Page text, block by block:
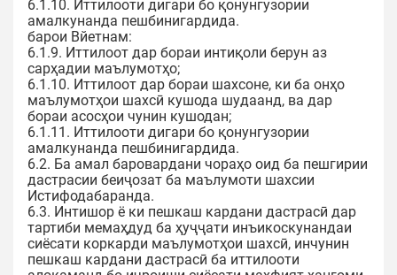
6.1.10. Иттилооти дигари бо қонунгузории
амалкунанда пешбинигардида.
барои Вйетнам:
6.1.9. Иттилоот дар бораи интиқоли берун аз
сарҳадии маълумотҳо;
6.1.10. Иттилоот дар бораи шахсоне, ки ба онҳо
маълумотҳои шахсӣ кушода шудаанд, ва дар
бораи асосҳои чунин кушодан;
6.1.11. Иттилооти дигари бо қонунгузории
амалкунанда пешбинигардида.
6.2. Ба амал баровардани чораҳо оид ба пешгирии
дастрасии беиҷозат ба маълумоти шахсии
Истифодабаранда.
6.3. Интишор ё ки пешкаш кардани дастрасӣ дар
тартиби мемаҳдуд ба ҳуҷҷати инъикоскунандаи
сиёсати коркарди маълумотҳои шахсӣ, инчунин
пешкаш кардани дастрасӣ ба иттилооти